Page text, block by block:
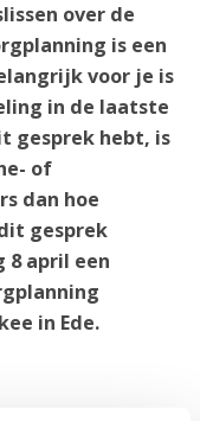
over de
is een
voor je is
in de laatste
gesprek hebt, is
of
dan hoe
gesprek
8 april een
in Ede.